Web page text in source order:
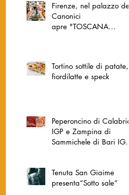
Firenze, nel palazzo dei
Canonici
apre "TOSCANA
Tortino sottile di patate,
fiordilatte e speck
Peperoncino di Calabria
IGP e Zampina di
Sammichele di Bari IGP
Tenuta San Giaime
presenta“Sotto sale”